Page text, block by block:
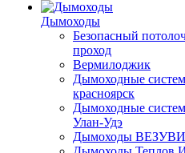
Дымоходы
Безопасный
проход
Вермилоджик
Дымоходные
красноярск
Дымоходные
Улан-Удэ
Дымоходы